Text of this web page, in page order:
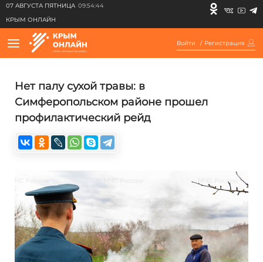
07 АВГУСТА ПЯТНИЦА 09:54:44
КРЫМ ОНЛАЙН
Войти / Регистрация
Нет палу сухой травы: в
Симферопольском районе прошел
профилактический рейд